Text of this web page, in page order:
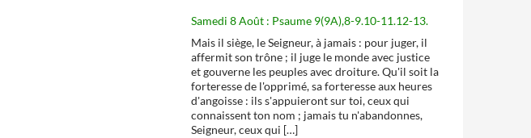
Samedi 8 Août : Psaume 9(9A),8-9.10-11.12-13.
Mais il siège, le Seigneur, à jamais : pour juger, il
affermit son trône ; il juge le monde avec justice
et gouverne les peuples avec droiture. Qu'il soit la
forteresse de l'opprimé, sa forteresse aux heures
d'angoisse : ils s'appuieront sur toi, ceux qui
connaissent ton nom ; jamais tu n'abandonnes,
Seigneur, ceux qui […]